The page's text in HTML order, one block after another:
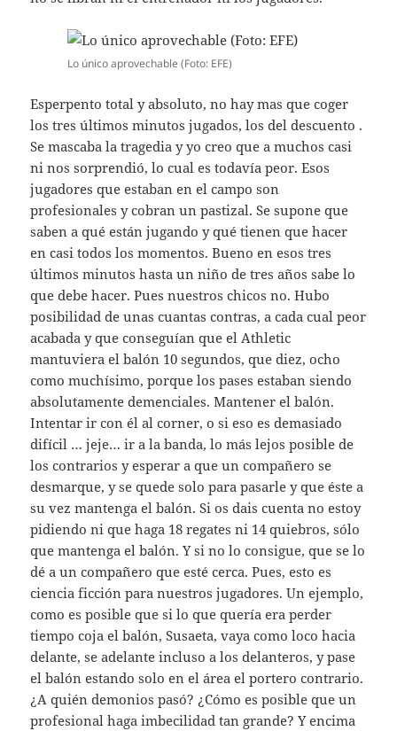
Lo único aprovechable (Foto: EFE)
Esperpento total y absoluto, no hay mas que coger
los tres últimos minutos jugados, los del descuento .
Se mascaba la tragedia y yo creo que a muchos casi
ni nos sorprendió, lo cual es todavía peor. Esos
jugadores que estaban en el campo son
profesionales y cobran un pastizal. Se supone que
saben a qué están jugando y qué tienen que hacer
en casi todos los momentos. Bueno en esos tres
últimos minutos hasta un niño de tres años sabe lo
que debe hacer. Pues nuestros chicos no. Hubo
posibilidad de unas cuantas contras, a cada cual peor
acabada y que conseguían que el Athletic
mantuviera el balón 10 segundos, que diez, ocho
como muchísimo, porque los pases estaban siendo
absolutamente demenciales. Mantener el balón.
Intentar ir con él al corner, o si eso es demasiado
difícil … jeje… ir a la banda, lo más lejos posible de
los contrarios y esperar a que un compañero se
desmarque, y se quede solo para pasarle y que éste a
su vez mantenga el balón. Si os dais cuenta no estoy
pidiendo ni que haga 18 regates ni 14 quiebros, sólo
que mantenga el balón. Y si no lo consigue, que se lo
dé a un compañero que esté cerca. Pues, esto es
ciencia ficción para nuestros jugadores. Un ejemplo,
como es posible que si lo que quería era perder
tiempo coja el balón, Susaeta, vaya como loco hacia
delante, se adelante incluso a los delanteros, y pase
el balón estando solo en el área el portero contrario.
¿A quién demonios pasó? ¿Cómo es posible que un
profesional haga imbecilidad tan grande? Y encima